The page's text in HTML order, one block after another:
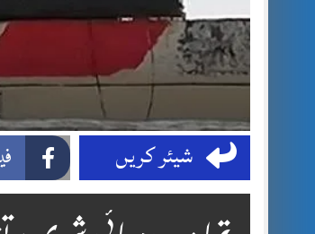
شیئر کریں